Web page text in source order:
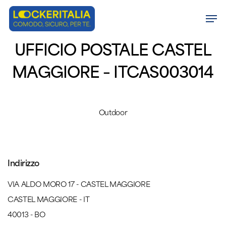
Skip
contentUFFICIO POSTALE CASTEL
MAGGIORE – ITCAS003014
Outdoor
Indirizzo
VIA ALDO MORO 17 - CASTEL MAGGIORE
CASTEL MAGGIORE - IT
40013 - BO
Menu